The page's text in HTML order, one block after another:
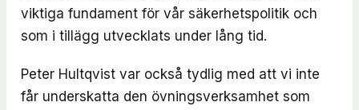
viktiga fundament för vår säkerhetspolitik och
som i tillägg utvecklats under lång tid.
Peter Hultqvist var också tydlig med att vi inte
får underskatta den övningsverksamhet som